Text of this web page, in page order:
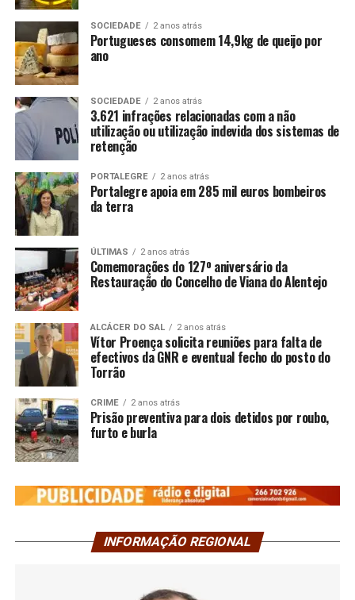
SOCIEDADE 2 anos atrás
Portugueses consomem 14,9kg de queijo por
ano
SOCIEDADE 2 anos atrás
3.621 infrações relacionadas com a não
utilização ou utilização indevida dos sistemas de
retenção
PORTALEGRE 2 anos atrás
Portalegre apoia em 285 mil euros bombeiros
da terra
ÚLTIMAS 2 anos atrás
Comemorações do 127º aniversário da
Restauração do Concelho de Viana do Alentejo
ALCÁCER DO SAL 2 anos atrás
Vítor Proença solicita reuniões para falta de
efectivos da GNR e eventual fecho do posto do
Torrão
CRIME 2 anos atrás
Prisão preventiva para dois detidos por roubo,
furto e burla
INFORMAÇÃO REGIONAL